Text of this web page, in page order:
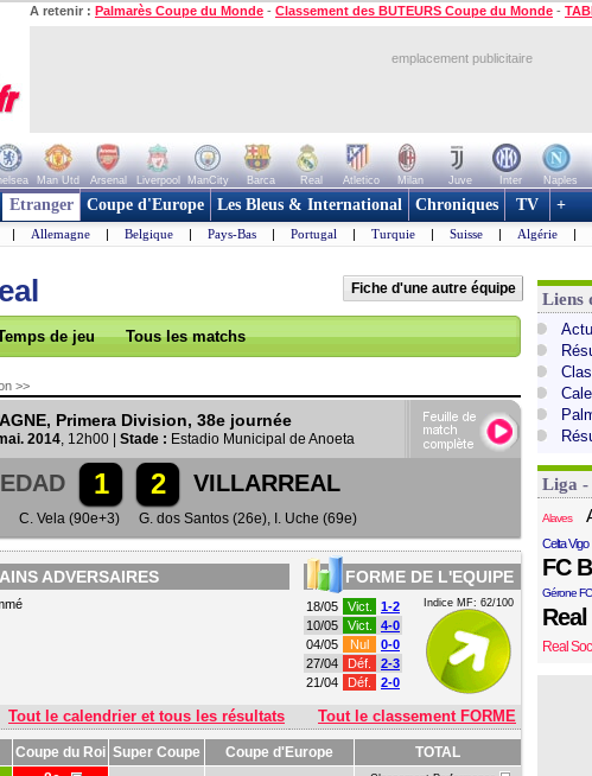
A retenir : Palmarès Coupe du Monde - Classement des BUTEURS Coupe du Monde -
emplacement publicitaire
Man Utd Arsenal Liverpool ManCity Barca Real Atletico Milan Juve Inter Naples
Etranger Coupe d'Europe Les Bleus & International Chroniques TV +
| Allemagne | Belgique | Pays-Bas | Portugal | Turquie | Suisse | Algérie |
Fiche d'une autre équipe
de jeu Tous les matchs
>>
Primera Division, 38e journée
2014, 12h00 | Stade : Estadio Municipal de Anoeta
1 2 VILLARREAL
C. Vela (90e+3) G. dos Santos (26e), I. Uche (69e)
ADVERSAIRES FORME DE L'EQUIPE
18/05 Vict.
1-2
10/05
Vict.
4-0
04/05
Nul
0-0
27/04
Déf.
2-3
21/04
Déf. 2-0
Indice MF: 62/100
Tout le calendrier et tous les résultats Tout le classement FORME
Coupe du Roi Super Coupe Coupe d'Europe
TOTAL
Liens
Liga -
Alaves
Celta Vigo
FC
Gérone FC
Real